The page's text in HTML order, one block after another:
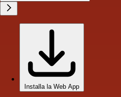
Installa la Web App